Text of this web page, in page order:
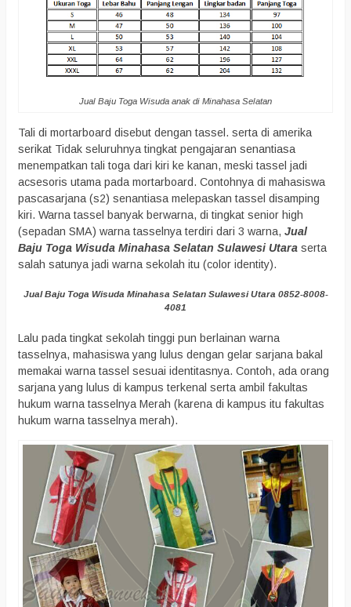
Jual Baju Toga Wisuda anak di Minahasa Selatan
Tali di mortarboard disebut dengan tassel. serta di amerika
serikat Tidak seluruhnya tingkat pengajaran senantiasa
menempatkan tali toga dari kiri ke kanan, meski tassel jadi
acsesoris utama pada mortarboard. Contohnya di mahasiswa
pascasarjana (s2) senantiasa melepaskan tassel disamping
kiri. Warna tassel banyak berwarna, di tingkat senior high
(sepadan SMA) warna tasselnya terdiri dari 3 warna, Jual
Baju Toga Wisuda Minahasa Selatan Sulawesi Utara serta
salah satunya jadi warna sekolah itu (color identity).
Jual Baju Toga Wisuda Minahasa Selatan Sulawesi Utara 0852-8008-
4081
Lalu pada tingkat sekolah tinggi pun berlainan warna
tasselnya, mahasiswa yang lulus dengan gelar sarjana bakal
memakai warna tassel sesuai identitasnya. Contoh, ada orang
sarjana yang lulus di kampus terkenal serta ambil fakultas
hukum warna tasselnya Merah (karena di kampus itu fakultas
hukum warna tasselnya merah).